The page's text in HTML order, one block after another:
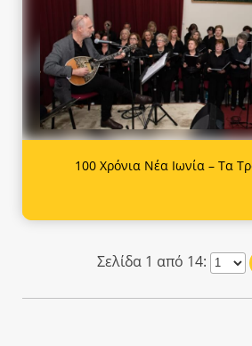
100 Χρόνια Νέα Ιωνία – Τα
Σελίδα 1 από 14: